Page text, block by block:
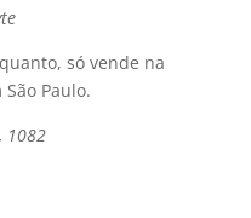
só vende na
Paulo.
1082